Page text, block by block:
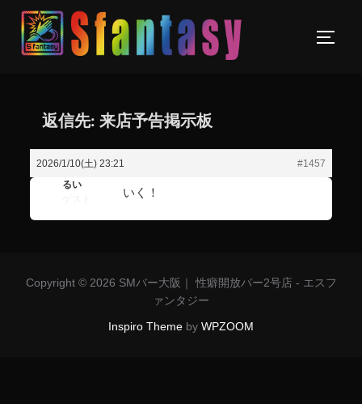
返信先: 来店予告掲示板
2026/1/10(土) 23:21
#1457
るい
いく！
Copyright © 2026 SMバー大阪｜ 性癖開放バー2号店 - エスフ
ァンタジー
Inspiro Theme by WPZOOM